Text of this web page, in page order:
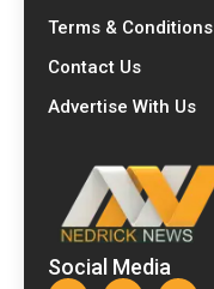
Terms & Conditions
Contact Us
Advertise With Us
Social Media